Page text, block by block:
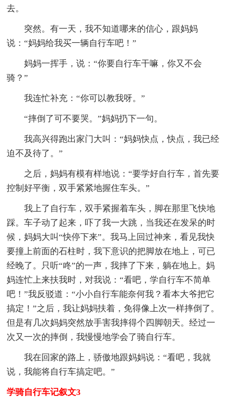
去。
突然。有一天，我不知道哪来的信心，跟妈妈
说：“妈妈给我买一辆自行车吧！”
妈妈一挥手，说：“你要自行车干嘛，你又不会
骑？”
我连忙补充：“你可以教我呀。”
“摔倒了可不要哭。”妈妈扔下一句。
我高兴得跑出家门大叫：“妈妈快点，快点，我已经
迫不及待了。”
之后，妈妈有模有样地说：“要学好自行车，首先要
控制好平衡，双手紧紧地握住车头。”
我上了自行车，双手紧握着车头，脚在那里飞快地
踩。车子动了起来，吓了我一大跳，当我还在发呆的时
候，妈妈大叫“快停下来”。我马上回过神来，看见我快
要撞上前面的石柱时，我下意识的把脚放在地上，可已
经晚了。只听“咚”的一声，我摔了下来，躺在地上。妈
妈连忙上来扶我时，对我说：“看吧，学自行车不简单
吧！”我反驳道：“小小自行车能奈何我？看本大爷把它
搞定！”之后，我让妈妈扶着，免得像上次一样摔倒了。
但是有几次妈妈突然放手害我摔得个四脚朝天。经过一
次又一次的摔倒，我慢慢地学会了骑自行车。
我在回家的路上，骄傲地跟妈妈说：“看吧，我就
说，我能将自行车搞定吧。”
学骑自行车记叙文3